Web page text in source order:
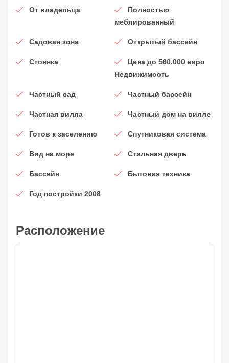
От владельца
Полностью
меблированный
Садовая зона Открытый бассейн
Стоянка
Цена до 560.000 евро
Недвижимость
Частный сад Частный бассейн
Частная вилла Частный дом на вилле
Готов к заселению Спутниковая система
Вид на море Стальная дверь
Бассейн Бытовая техника
Год постройки 2008
Расположение